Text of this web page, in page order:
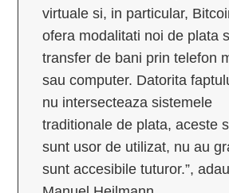
virtuale si, in particular,
ofera modalitati noi de plata
transfer de bani prin telefon
sau computer. Datorita
nu intersecteaza sistemele
traditionale de plata, aceste
sunt usor de utilizat, nu au
sunt accesibile tuturor.”,